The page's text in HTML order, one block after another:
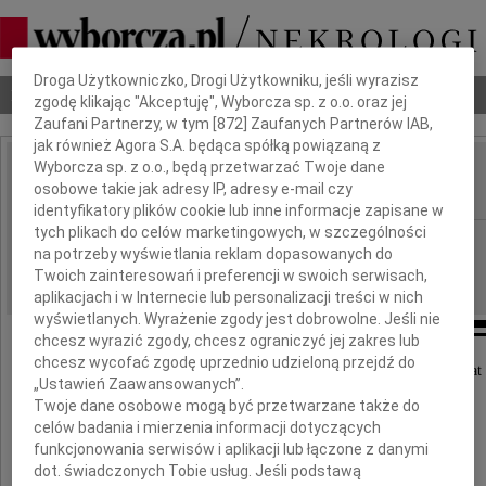
Nekrologi Odeszli Poradnik pogrzebowy
IMIĘ I NAZWISKO: Teresa Sulczyńska
REGION: Lublin
DATA EMISJI: 30.06.2017
Dnia 25 czerwca 2017 r. zmarła w wieku 70 lat
Dbamy o Twoją prywatność
Droga Użytkowniczko, Drogi Użytkowniku, jeśli wyrazisz
zgodę klikając "Akceptuję", Wyborcza sp. z o.o. oraz jej
Zaufani Partnerzy, w tym [872 ] Zaufanych Partnerów IAB,
jak również Agora S.A. będąca spółką powiązaną z
Wyborcza sp. z o.o., będą przetwarzać Twoje dane
osobowe takie jak adresy IP, adresy e-mail czy
identyfikatory plików cookie lub inne informacje zapisane w
tych plikach do celów marketingowych, w szczególności
na potrzeby wyświetlania reklam dopasowanych do
Twoich zainteresowań i preferencji w swoich serwisach,
aplikacjach i w Internecie lub personalizacji treści w nich
wyświetlanych. Wyrażenie zgody jest dobrowolne. Jeśli nie
chcesz wyrazić zgody, chcesz ograniczyć jej zakres lub
chcesz wycofać zgodę uprzednio udzieloną przejdź do
„Ustawień Zaawansowanych”.
Twoje dane osobowe mogą być przetwarzane także do
celów badania i mierzenia informacji dotyczących
funkcjonowania serwisów i aplikacji lub łączone z danymi
dot. świadczonych Tobie usług. Jeśli podstawą